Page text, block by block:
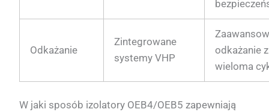
Odkażanie
Zintegrowane
systemy VHP
odkażanie z
wieloma
W jaki sposób izolatory OEB4/OEB5 zapewniają